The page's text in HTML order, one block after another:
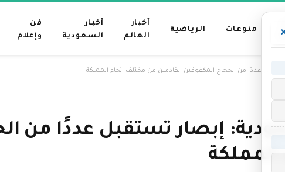
منوعات الرياضية
أخبار
العالم
أخبار
السعودية
فن
وإعلام
عددًا من الحجاج المكفوفين القادمين من مختلف أنحاء المملكة
إبصار تستقبل عددًا من